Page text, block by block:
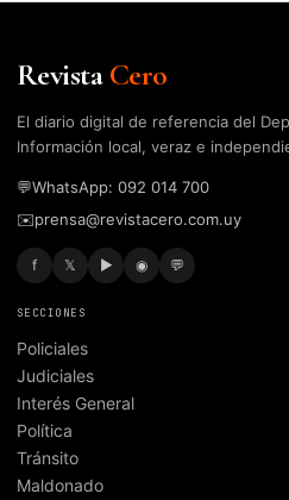
RevistaCero
El diario digital de referencia del
Información local, veraz e
💬WhatsApp: 092 014 700
✉️prensa@revistacero.com.uy
f 𝕏 ▶ ◉ 💬
SECCIONES
Policiales
Judiciales
Interés General
Política
Tránsito
Maldonado